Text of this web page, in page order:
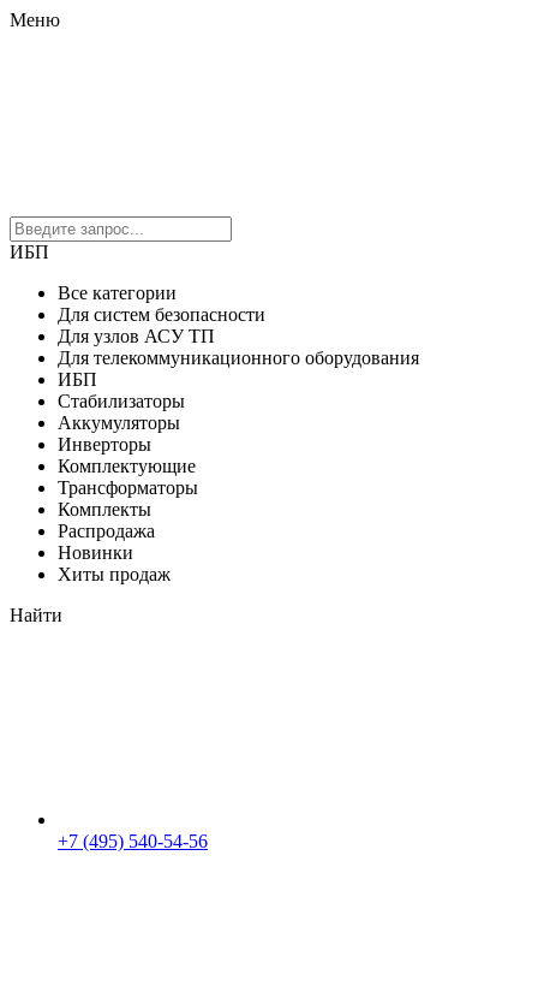
Меню
ИБП
Все категории
Для систем безопасности
Для узлов АСУ ТП
Для телекоммуникационного оборудования
ИБП
Стабилизаторы
Аккумуляторы
Инверторы
Комплектующие
Трансформаторы
Комплекты
Распродажа
Новинки
Хиты продаж
Найти
+7 (495) 540-54-56